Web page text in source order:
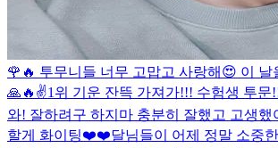
🌹🔥 투무니들 너무 고맙고 사랑해😍 이 날
🙏🔥✌️1위 기운 잔뜩 가져가!!! 수험생 투문
와! 잘하려구 하지마 충분히 잘했고 고생했
할게 화이팅❤️❤️달님들이 어제 정말 소중